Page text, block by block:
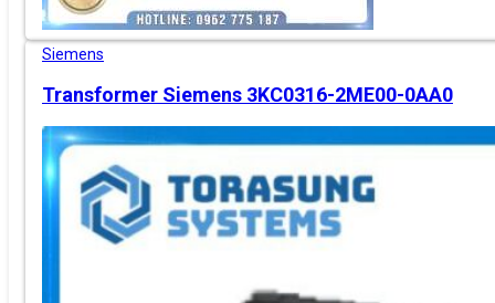
Siemens
Transformer Siemens 3KC0316-2ME00-0AA0